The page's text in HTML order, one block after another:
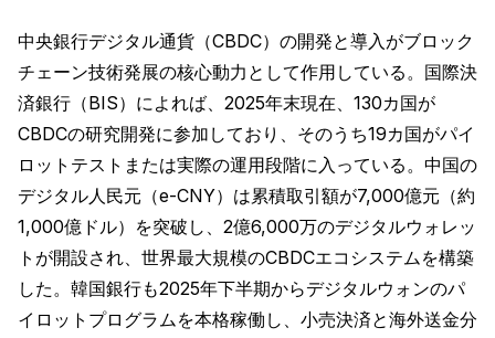
中央銀行デジタル通貨（CBDC）の開発と導入がブロック
チェーン技術発展の核心動力として作用している。国際決
済銀行（BIS）によれば、2025年末現在、130カ国が
CBDCの研究開発に参加しており、そのうち19カ国がパイ
ロットテストまたは実際の運用段階に入っている。中国の
デジタル人民元（e-CNY）は累積取引額が7,000億元（約
1,000億ドル）を突破し、2億6,000万のデジタルウォレッ
トが開設され、世界最大規模のCBDCエコシステムを構築
した。韓国銀行も2025年下半期からデジタルウォンのパ
イロットプログラムを本格稼働し、小売決済と海外送金分